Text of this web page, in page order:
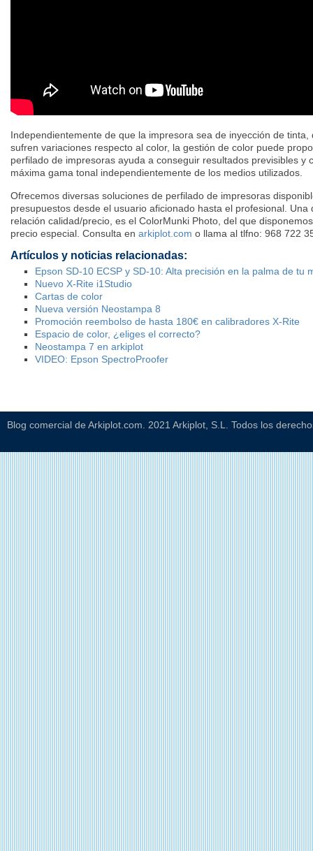
Independientemente de que la impresora sea de inyección de
sufren variaciones respecto al color, la gestión de color puede
perfilado de impresoras ayuda a conseguir resultados previsibles y
máxima gama tonal independientemente de los medios utilizados.
Ofrecemos diversas soluciones de perfilado de impresoras
presupuestos desde el usuario aficionado hasta el profesional. Una
relación calidad/precio, es el ColorMunki Photo, del que
precio especial. Consulta en arkiplot.com o llama al tlfno: 968 722
Artículos y noticias relacionadas:
Epson SD-10 ECSP y SD-10: Alta precisión en la palma de tu
Nuevo X-Rite i1Studio
Cartas de color
Nueva versión Neostampa 8
Promoción reembolso de hasta 180€ en calibradores X-Rite
Espacio de color, ¿eliges el correcto?
Neostampa 7 en arkiplot
VIDEO: Epson SpectroProofer
Blog comercial de Arkiplot.com. 2021 Arkiplot, S.L. Todos los